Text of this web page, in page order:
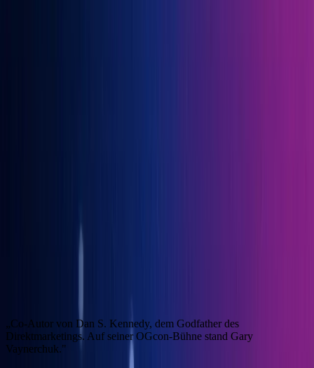
„Co-Autor von Dan S. Kennedy, dem Godfather des
Direktmarketings. Auf seiner OGcon-Bühne stand Gary
Vaynerchuk."